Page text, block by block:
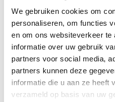
We gebruiken cookies om
personaliseren, om functies
en om ons websiteverkeer
informatie over uw gebruik
partners voor social media,
partners kunnen deze
informatie die u aan ze heeft
verzameld op basis van uw
Privacybeleid
Algemene voorwaarden
ISDE-subsidie
Partner Locator
Contact
ASSORTIMENT